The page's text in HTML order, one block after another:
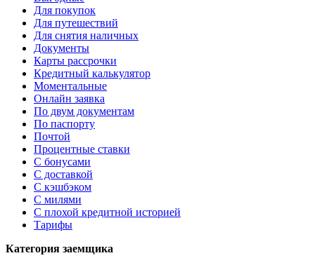
Для покупок
Для путешествий
Для снятия наличных
Документы
Карты рассрочки
Кредитный калькулятор
Моментальные
Онлайн заявка
По двум документам
По паспорту
Почтой
Процентные ставки
С бонусами
С доставкой
С кэшбэком
С милями
С плохой кредитной историей
Тарифы
Категория заемщика